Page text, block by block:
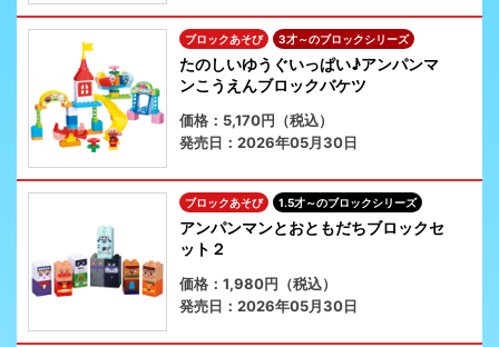
ブロックあそび 3才～のブロックシリーズ
たのしいゆうぐいっぱい♪アンパンマ
ンこうえんブロックバケツ
価格：5,170円（税込）
発売日：2026年05月30日
ブロックあそび 1.5才～のブロックシリーズ
アンパンマンとおともだちブロックセ
ット２
価格：1,980円（税込）
発売日：2026年05月30日